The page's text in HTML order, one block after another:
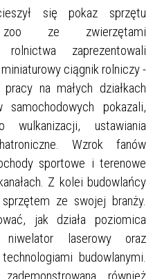
się pokaz sprzętu
ze zwierzętami
rolnictwa zaprezentowali
ciągnik rolniczy -
na małych działkach
samochodowych pokazali,
wulkanizacji, ustawiania
Wzrok fanów
sportowe i terenowe
Z kolei budowlańcy
ze swojej branży.
jak działa poziomica
niwelator laserowy oraz
budowlanymi.
również